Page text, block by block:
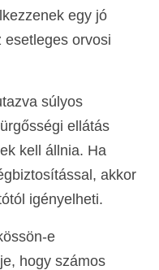
egy jó
esetleges orvosi
súlyos
ellátás
kell állnia. Ha
akkor
igényelheti.
e
hogy számos